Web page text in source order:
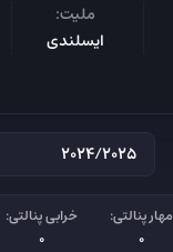
ملیت:
ایسلندی
مهار پنالتی:
0
خرابی پنالتی:
0